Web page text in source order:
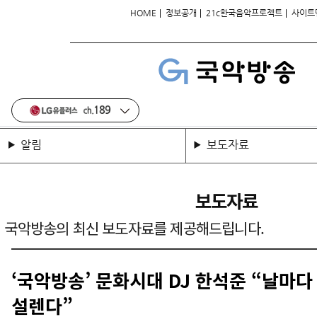
HOME | 정보공개 | 21c한국음악프로젝트 | 사이트
알림 보도자료
보도자료
국악방송의 최신 보도자료를 제공해드립니다.
‘국악방송’ 문화시대 DJ 한석준 “날마
설렌다”